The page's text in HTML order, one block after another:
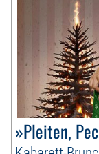
»Pleiten,